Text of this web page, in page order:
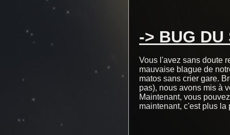
-> BUG
Vous l'avez sans doute
mauvaise blague de
matos sans crier gare.
pas), nous avons mis à
Maintenant, vous
maintenant, c'est plus